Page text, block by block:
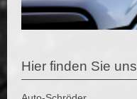
Hier finden Sie uns